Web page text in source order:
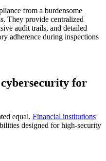
from a burdensome
They provide centralized
audit trails, and detailed
adherence during inspections
for
equal. Financial institutions
designed for high-security